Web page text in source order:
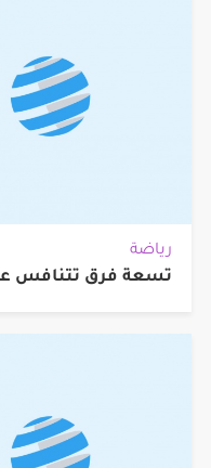
رياضة
تسعة فرق تتنافس